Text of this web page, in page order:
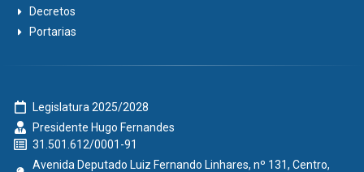
Decretos
Portarias
Legislatura 2025/2028
Presidente Hugo Fernandes
31.501.612/0001-91
Avenida Deputado Luiz Fernando Linhares, nº 131, Centro,